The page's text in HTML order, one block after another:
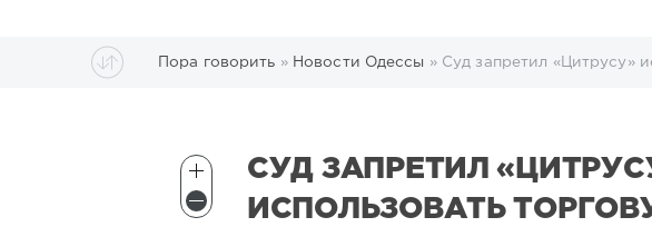
Пора говорить » Новости Одессы » Суд запретил «Цитрусу»
СУД ЗАПРЕТИЛ
ИСПОЛЬЗОВАТЬ